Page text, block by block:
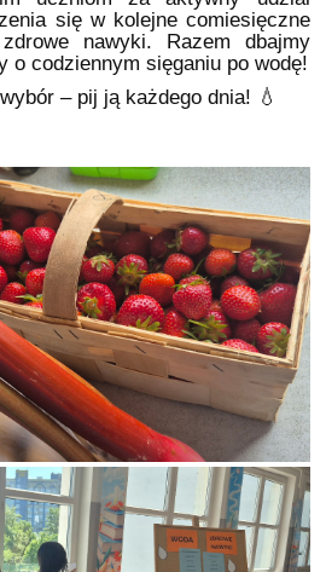
się w kolejne comiesięczne
zdrowe nawyki. Razem dbajmy
o codziennym sięganiu po wodę!
– pij ją każdego dnia! 💧